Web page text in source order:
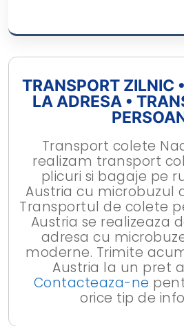
TRANSPORT ZILNIC
LA ADRESA •
Transport colete
realizam transport
plicuri si bagaje pe
Austria cu microbuzul
Transportul de colete
Austria se realizeaza
adresa cu
moderne. Trimite
Austria la un pret
Contacteaza-ne
orice tip de